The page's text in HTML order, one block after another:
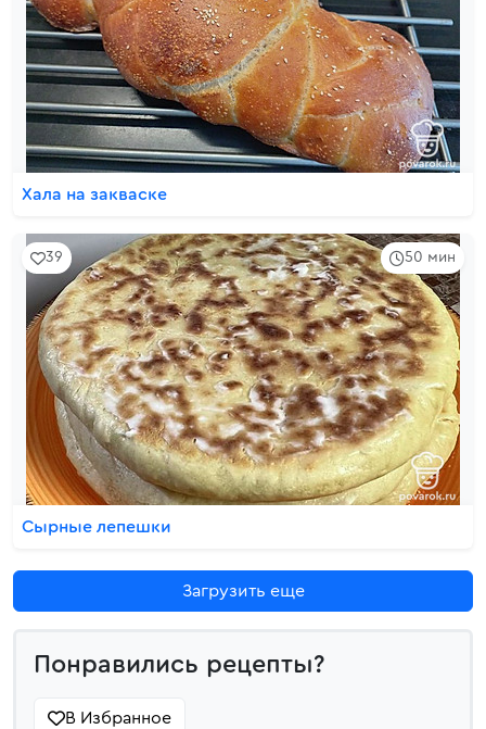
Хала на закваске
50 мин
39
Сырные лепешки
Загрузить еще
Понравились рецепты?
В Избранное